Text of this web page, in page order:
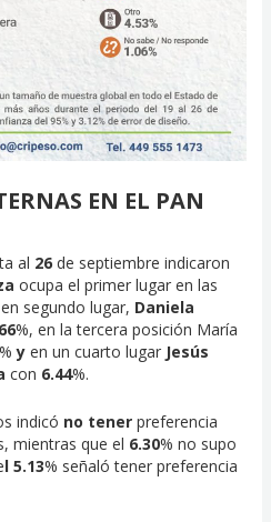
EN EL PAN
al 26 de septiembre indicaron
ocupa el primer lugar en las
segundo lugar, Daniela
%, en la tercera posición María
yen un cuarto lugar Jesús
con 6.44%.
indicó no tenerpreferencia
mientras que el 6.30% no supo
l 5.13% señaló tener preferencia